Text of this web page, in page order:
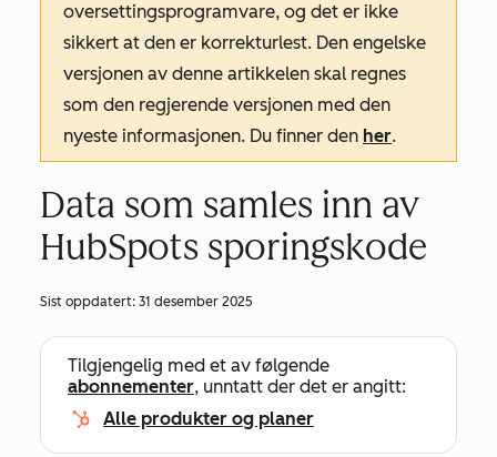
oversettingsprogramvare, og det er ikke
sikkert at den er korrekturlest. Den engelske
versjonen av denne artikkelen skal regnes
som den regjerende versjonen med den
nyeste informasjonen. Du finner den her.
Data som samles inn av
HubSpots sporingskode
Sist oppdatert: 31 desember 2025
Tilgjengelig med et av følgende
abonnementer, unntatt der det er angitt:
Alle produkter og planer